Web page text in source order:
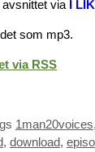
via I
som mp3.
via RSS
1man20voices,
, download,